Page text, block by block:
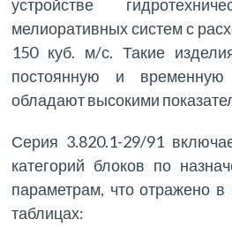
устройстве
мелиоративных систем с
150 куб. м/с. Такие
постоянную и временную
обладают высокими
Серия 3.820.1-29/91
категорий блоков по
параметрам, что отражено
таблицах: